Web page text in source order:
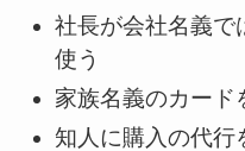
社長が会社名義で
使う
家族名義のカード
知人に購入の代行